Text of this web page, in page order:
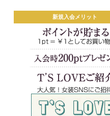
新規入会メリット